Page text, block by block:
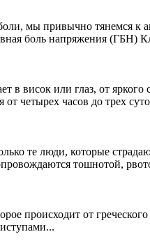
мы привычно тянемся к
боль напряжения (ГБН)
в висок или глаз, от яркого
четырех часов до трех
те люди, которые
тошнотой,
происходит от